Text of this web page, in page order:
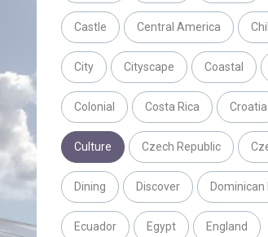
Castle Central America
City Cityscape Coastal
Colonial Costa Rica Croatia
Culture Czech Republic
Dining Discover Dominican
Ecuador Egypt England